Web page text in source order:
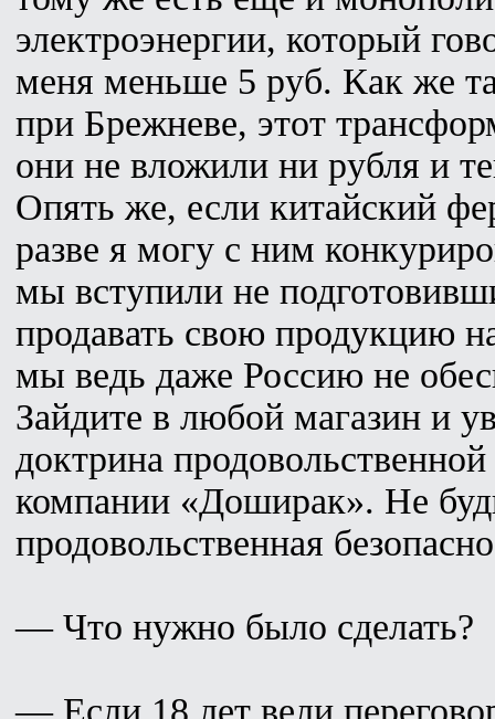
электроэнергии, который
меня меньше 5 руб. Как же
при Брежневе, этот
они не вложили ни рубля и
Опять же, если китайский
разве я могу с ним
мы вступили не
продавать свою продукцию
мы ведь даже Россию не
Зайдите в любой магазин и
доктрина
компании «Доширак». Не
продовольственная
— Что нужно было сделать?
— Если 18 лет вели